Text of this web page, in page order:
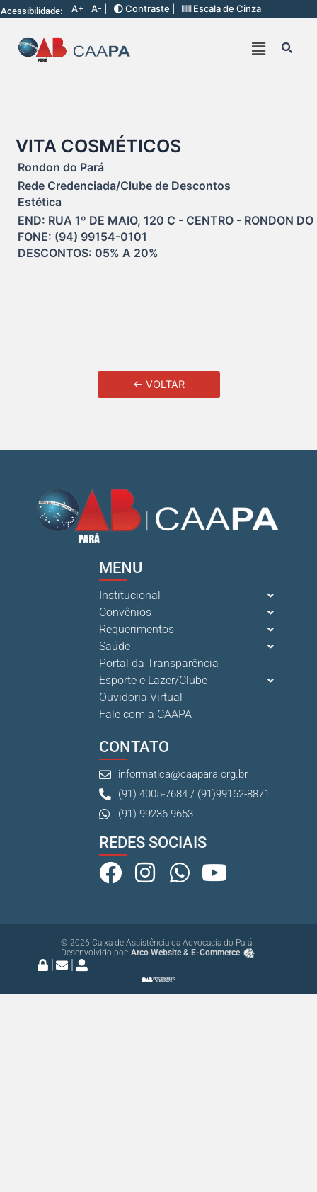
Acessibilidade: A+ A- | Contraste | Escala de Cinza
VITA COSMÉTICOS
Rondon do Pará
Rede Credenciada/Clube de Descontos
Estética
END: RUA 1º DE MAIO, 120 C - CENTRO - RONDON
FONE: (94) 99154-0101
DESCONTOS: 05% A 20%
← VOLTAR
MENU
Institucional
Convênios
Requerimentos
Saúde
Portal da Transparência
Esporte e Lazer/Clube
Ouvidoria Virtual
Fale com a CAAPA
CONTATO
informatica@caapara.org.br
(91) 4005-7684 / (91)99162-8871
(91) 99236-9653
REDES SOCIAIS
© 2026 Caixa de Assistência da Advocacia do Pará |
Desenvolvido por: Arco Website & E-Commerce